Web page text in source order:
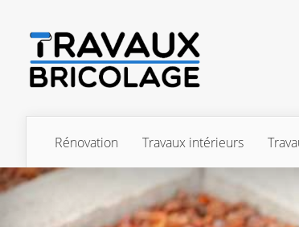
Rénovation Travaux intérieurs